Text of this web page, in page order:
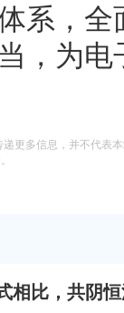
系，
，为
更多信息，并不代表
相比，共阴